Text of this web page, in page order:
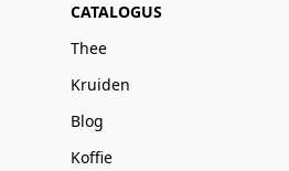
CATALOGUS
Thee
Kruiden
Blog
Koffie